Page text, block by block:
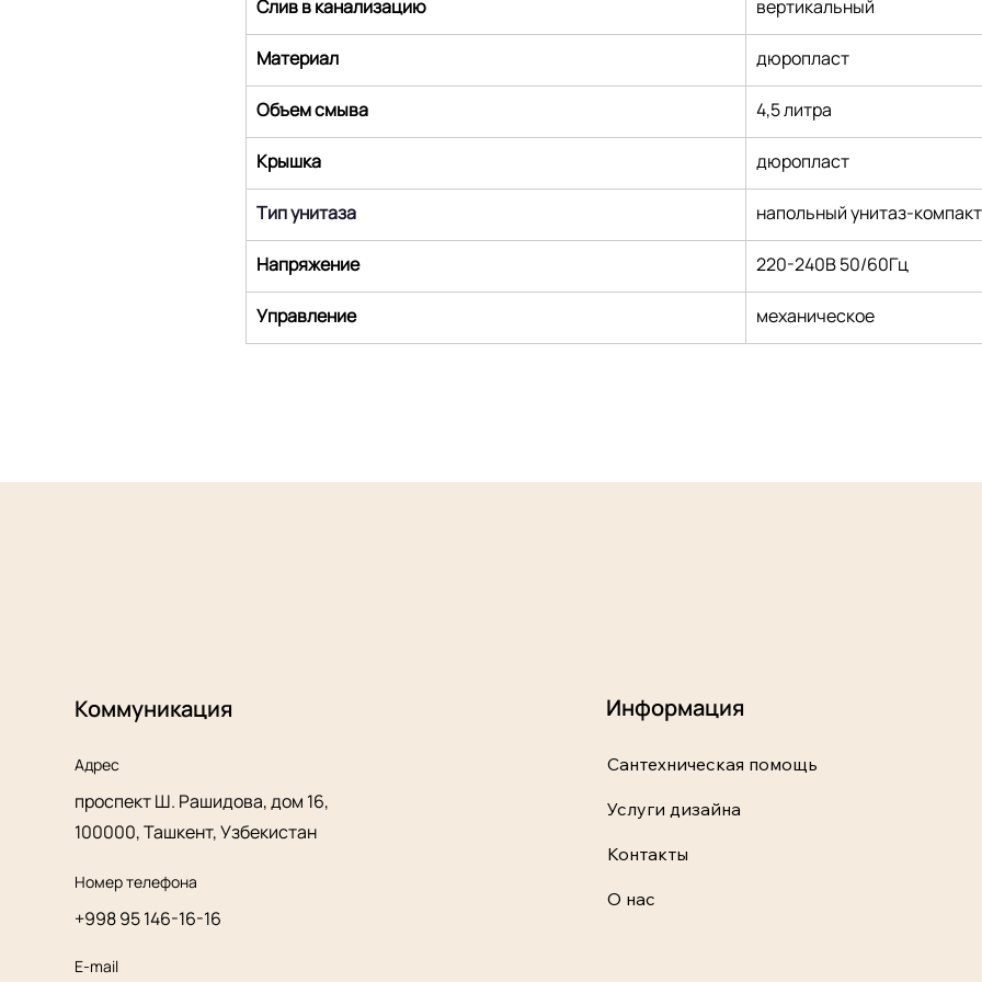
Слив в канализацию вертикальный
Материал дюропласт
Объем смыва 4,5 литра
Крышка дюропласт
Тип унитаза напольный унитаз-компакт
Напряжение 220-240В 50/60Гц
Управление механическое
Коммуникация
Адрес
проспект Ш. Рашидова, дом 16,
100000, Ташкент, Узбекистан
Номер телефона
+998 95 146-16-16
E-mail
Информация
Сантехническая помощь
Услуги дизайна
Контакты
О нас